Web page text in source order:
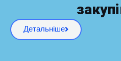
Детальніше